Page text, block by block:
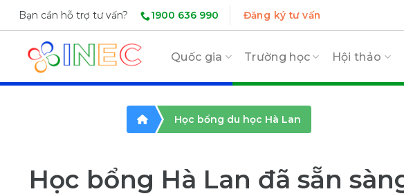
Skip
content
Bạn cần hỗ trợ tư vấn? 1900 636 990 Đăng ký tư vấn
Quốc gia Trường học Hội thảo
Học bổng du học Hà Lan
Học bổng Hà Lan đã sẵn